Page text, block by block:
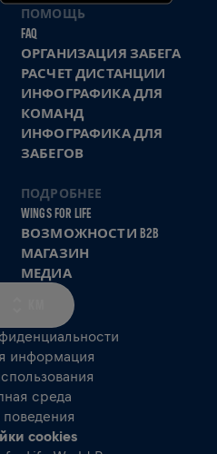
ПОМОЩЬ
FAQ
ОРГАНИЗАЦИЯ ЗАБЕГА
РАСЧЕТ ДИСТАНЦИИ
ИНФОГРАФИКА ДЛЯ
КОМАНД
ИНФОГРАФИКА ДЛЯ
ЗАБЕГОВ
ПОДРОБНЕЕ
WINGS FOR LIFE
ВОЗМОЖНОСТИ B2B
МАГАЗИН
МЕДИА
информация
среда
cookies